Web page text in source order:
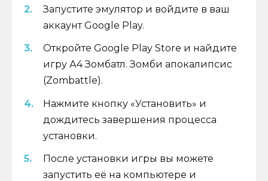
Запустите эмулятор и войдите в ваш
аккаунт Google Play.
Откройте Google Play Store и найдите
игру А4 Зомбатл. Зомби апокалипсис
(Zombattle).
Нажмите кнопку «Установить» и
дождитесь завершения процесса
установки.
После установки игры вы можете
запустить её на компьютере и